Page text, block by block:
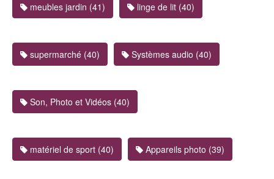
meubles jardin (41) linge de lit (40)
supermarché (40) Systèmes audio (40)
Son, Photo et Vidéos (40)
matériel de sport (40) Appareils photo (39)